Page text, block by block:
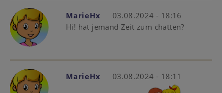
MarieHx
03.08.2024 - 18:16
Hi! hat jemand Zeit zum chatten?
MarieHx 03.08.2024 - 18:11